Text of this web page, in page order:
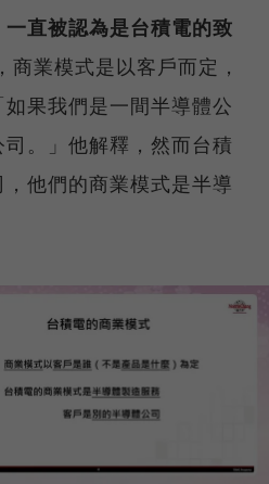
直被認為是台積電的致
商業模式是以客戶而定，
果我們是一間半導體公
。」他解釋，然而台積
他們的商業模式是半導